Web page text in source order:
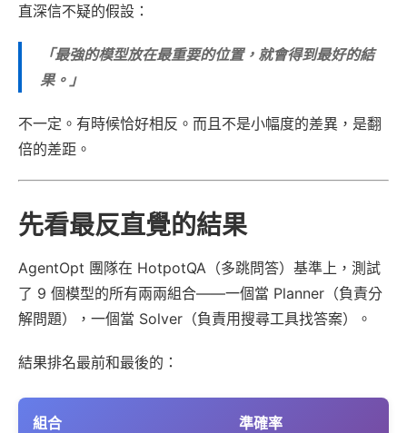
直深信不疑的假設：
「最強的模型放在最重要的位置，就會得到最好的結
果。」
不一定。有時候恰好相反。而且不是小幅度的差異，是翻
倍的差距。
先看最反直覺的結果
AgentOpt 團隊在 HotpotQA（多跳問答）基準上，測試
了 9 個模型的所有兩兩組合——一個當 Planner（負責分
解問題），一個當 Solver（負責用搜尋工具找答案）。
結果排名最前和最後的：
組合 準確率